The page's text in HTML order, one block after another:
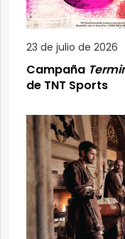
23 de julio de 2026
Campaña
de TNT Sports